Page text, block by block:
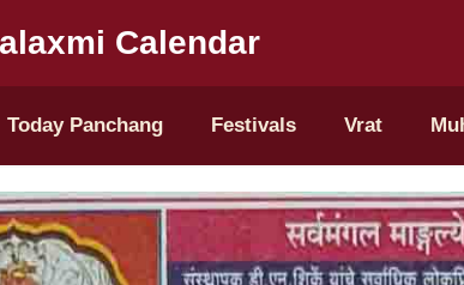
Calendar
Today Panchang Festivals Vrat